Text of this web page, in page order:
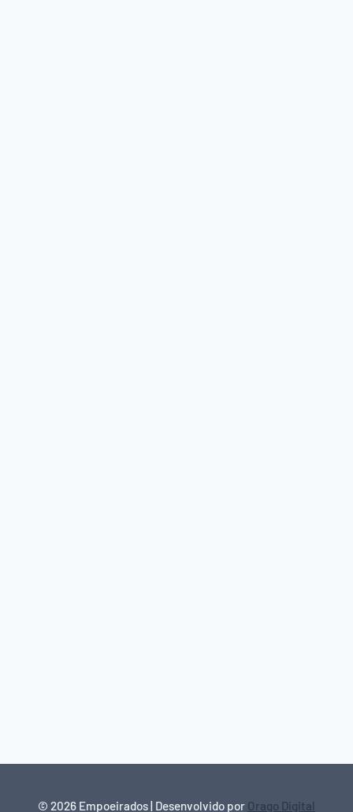
© 2026 Empoeirados | Desenvolvido por Orago Digital